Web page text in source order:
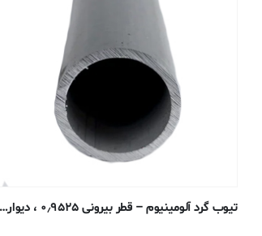
تیوب گرد آلومینیوم – قطر بیرونی ۰٫۹۵۲۵ ، دیواره ۰٫۰۸۸۹ ، قطر داخلی ۰٫۷۷۴۷ سانتی متر – ۶۰۶۱-T6 ترسیم شده